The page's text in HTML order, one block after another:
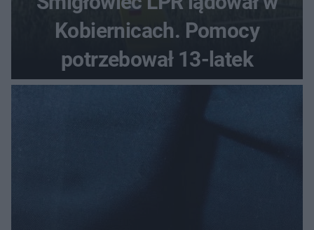
Kobiernicach. Pomocy
potrzebował 13-latek